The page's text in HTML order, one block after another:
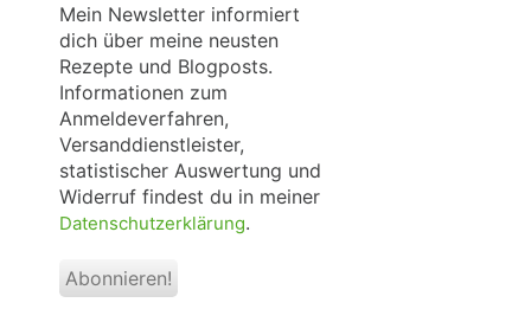
Mein Newsletter informiert
dich über meine neusten
Rezepte und Blogposts.
Informationen zum
Anmeldeverfahren,
Versanddienstleister,
statistischer Auswertung und
Widerruf findest du in meiner
Datenschutzerklärung.